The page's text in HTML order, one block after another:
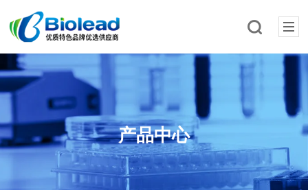
产品中心